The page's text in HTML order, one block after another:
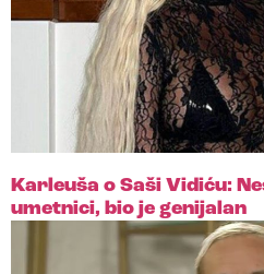
Karleuša o Saši Vidiću:
umetnici, bio je genijalan